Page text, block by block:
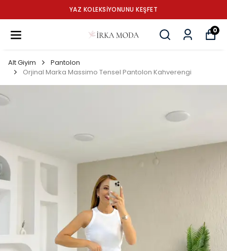
YAZ KOLEKSİYONUNU KEŞFET
0
Alt Giyim
Pantolon
Orjinal Marka Massimo Tensel Pantolon Kahverengi